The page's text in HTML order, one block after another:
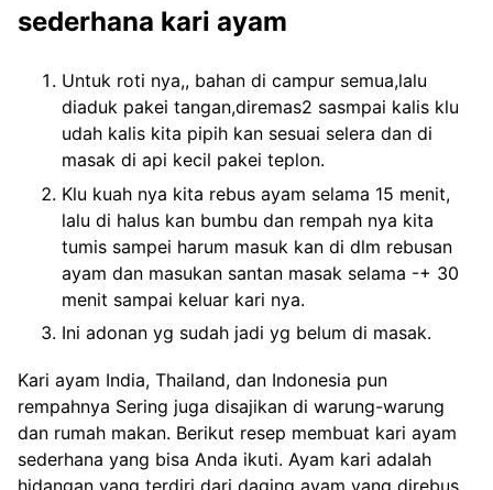
sederhana kari ayam
Untuk roti nya,, bahan di campur semua,lalu
diaduk pakei tangan,diremas2 sasmpai kalis klu
udah kalis kita pipih kan sesuai selera dan di
masak di api kecil pakei teplon.
Klu kuah nya kita rebus ayam selama 15 menit,
lalu di halus kan bumbu dan rempah nya kita
tumis sampei harum masuk kan di dlm rebusan
ayam dan masukan santan masak selama -+ 30
menit sampai keluar kari nya.
Ini adonan yg sudah jadi yg belum di masak.
Kari ayam India, Thailand, dan Indonesia pun
rempahnya Sering juga disajikan di warung-warung
dan rumah makan. Berikut resep membuat kari ayam
sederhana yang bisa Anda ikuti. Ayam kari adalah